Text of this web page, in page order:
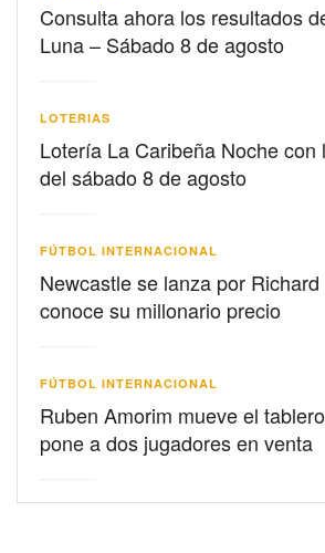
Consulta ahora los resultados
Luna – Sábado 8 de agosto
LOTERIAS
Lotería La Caribeña Noche con
del sábado 8 de agosto
FÚTBOL INTERNACIONAL
Newcastle se lanza por
conoce su millonario precio
FÚTBOL INTERNACIONAL
Ruben Amorim mueve el
pone a dos jugadores en venta